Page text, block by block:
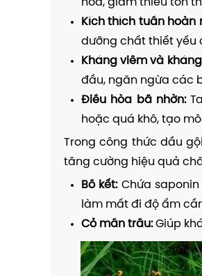
Kích thích tuần hoàn
dưỡng chất thiết yếu
Kháng viêm và
đầu, ngăn ngừa các
Điều hòa bã nhờn:
hoặc quá khô, tạo
Trong công thức dầu
tăng cường hiệu quả
Bồ kết:Chứa saponin
làm mất đi độ ẩm
Cỏ mần trầu:Giúp